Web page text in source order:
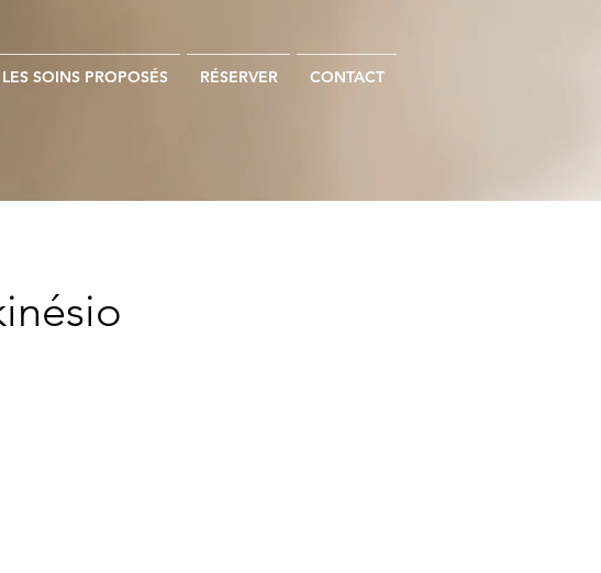
LES SOINS PROPOSÉS RÉSERVER CONTACT